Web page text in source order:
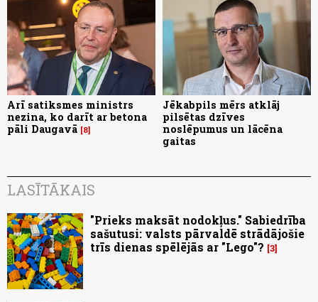
Arī satiksmes ministrs
nezina, ko darīt ar betona
pāli Daugavā 8
Jēkabpils mērs atklāj
pilsētas dzīves
noslēpumus un lācēna
gaitas
LASĪTĀKAIS
"Prieks maksāt nodokļus." Sabiedrība
sašutusi: valsts pārvaldē strādājošie
trīs dienas spēlējās ar "Lego"? 3